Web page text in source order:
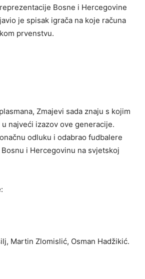
Bosne i Hercegovine
je spisak igrača na koje računa
prvenstvu.
Zmajevi sada znaju s kojim
najveći izazov ove generacije.
odluku i odabrao fudbalere
i Hercegovinu na svjetskoj
Martin Zlomislić, Osman Hadžikić.